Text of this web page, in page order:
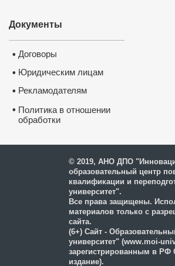
Документы
• Договоры
• Юридическим лицам
• Рекламодателям
• Политика в отношении
обработки
© 2019, АНО ДПО
образовательный центр
квалификации и
университет".
Все права защищены.
материалов только с
сайта.
(6+) Сайт -
университет" (www.moi-
зарегистрированным в РФ
издание).